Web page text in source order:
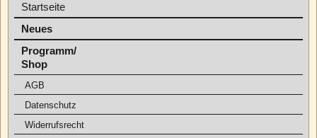
Startseite
Neues
Programm/
Shop
AGB
Datenschutz
Widerrufsrecht